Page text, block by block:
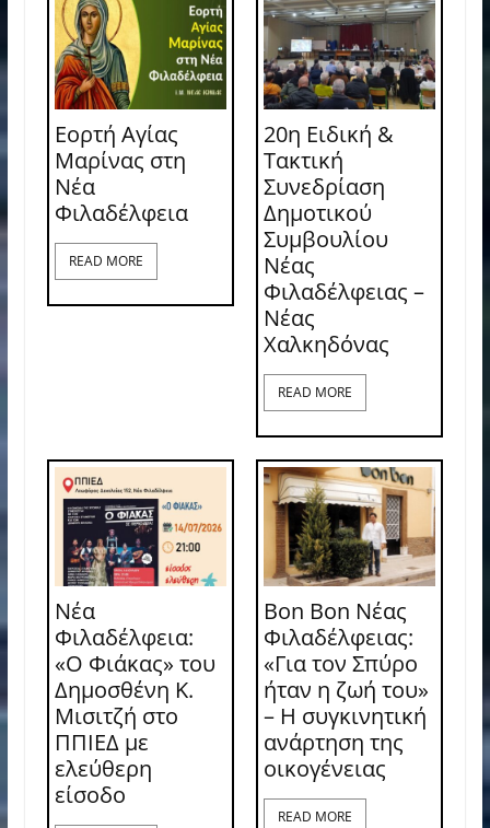
Εορτή Αγίας
Μαρίνας στη
Νέα
Φιλαδέλφεια
READ MORE
20η Ειδική &
Τακτική
Συνεδρίαση
Δημοτικού
Συμβουλίου
Νέας
Φιλαδέλφειας –
Νέας
Χαλκηδόνας
READ MORE
Νέα
Φιλαδέλφεια:
«Ο Φιάκας» του
Δημοσθένη Κ.
Μισιτζή στο
ΠΠΙΕΔ με
ελεύθερη
είσοδο
Bon Bon Νέας
Φιλαδέλφειας:
«Για τον Σπύρο
ήταν η ζωή του»
– Η συγκινητική
ανάρτηση της
οικογένειας
READ MORE